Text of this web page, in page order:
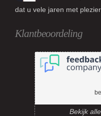
dat u vele jaren met
Klantbeoordeling
Bekijk